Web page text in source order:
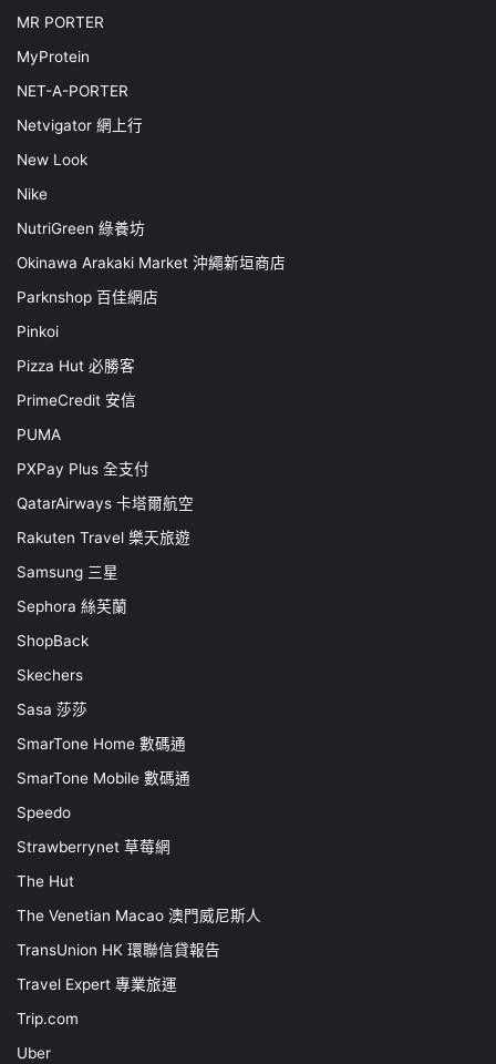
MR PORTER
MyProtein
NET-A-PORTER
Netvigator 網上行
New Look
Nike
NutriGreen 綠養坊
Okinawa Arakaki Market 沖繩新垣商店
Parknshop 百佳網店
Pinkoi
Pizza Hut 必勝客
PrimeCredit 安信
PUMA
PXPay Plus 全支付
QatarAirways 卡塔爾航空
Rakuten Travel 樂天旅遊
Samsung 三星
Sephora 絲芙蘭
ShopBack
Skechers
Sasa 莎莎
SmarTone Home 數碼通
SmarTone Mobile 數碼通
Speedo
Strawberrynet 草莓網
The Hut
The Venetian Macao 澳門威尼斯人
TransUnion HK 環聯信貸報告
Travel Expert 專業旅運
Trip.com
Uber